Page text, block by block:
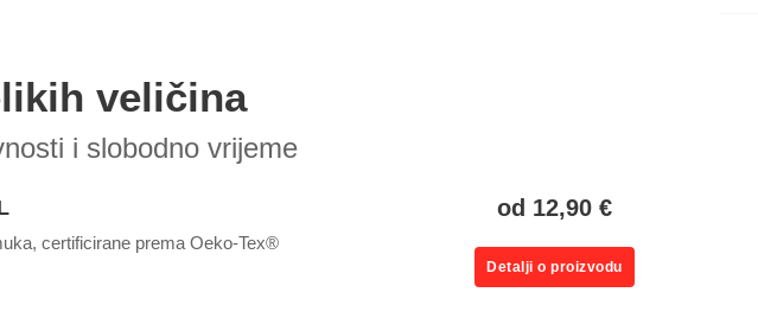
veličina
i slobodno vrijeme
certificirane prema Oeko-Tex®
od 12,90 €
Detalji o proizvodu